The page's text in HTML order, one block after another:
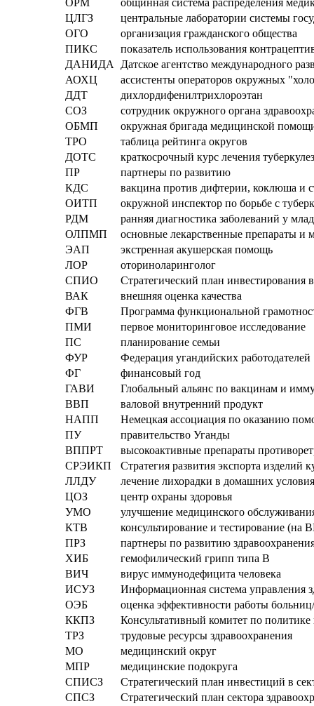
ОРМ
общинная система распределения
ЦЛГЗ
центральные лаборатории системы
ОГО
организация гражданского общества
ПИКС
показатель использования
ДАНИДА
Датское агентство международного
АОХЦ
ассистенты операторов окружных
ДДТ
дихлордифенилтрихлороэтан
СОЗ
сотрудник окружного органа
ОБМП
окружная бригада медицинской
ТРО
таблица рейтинга округов
ДОТС
краткосрочный курс лечения
ПР
партнеры по развитию
КДС
вакцина против дифтерии, коклюша и
ОИТП
окружной инспектор по борьбе с
РДМ
ранняя диагностика заболеваний у
ОЛПМП
основные лекарственные препараты и
ЭАП
экстренная акушерская помощь
ЛОР
оториноларинголог
СПИО
Стратегический план инвестирования
ВАК
внешняя оценка качества
ФГВ
Программа функциональной
ПМИ
первое мониторинговое исследование
ПС
планирование семьи
ФУР
Федерация угандийских работодателей
ФГ
финансовый год
ГАВИ
Глобальный альянс по вакцинам и
ВВП
валовой внутренний продукт
НАПП
Немецкая ассоциация по оказанию
ПУ
правительство Уганды
ВППРТ
высокоактивные препараты
СРЭИКП
Стратегия развития экспорта изделий
ЛЛДУ
лечение лихорадки в домашних
ЦОЗ
центр охраны здоровья
УМО
улучшение медицинского
КТВ
консультирование и тестирование
ПРЗ
партнеры по развитию
ХИБ
гемофилический грипп типа В
ВИЧ
вирус иммунодефицита человека
ИСУЗ
Информационная система управления
ОЭБ
оценка эффективности работы
ККПЗ
Консультативный комитет по политике
ТРЗ
трудовые ресурсы здравоохранения
МО
медицинский округ
МПР
медицинские подокруга
СПИСЗ
Стратегический план инвестиций в
СПСЗ
Стратегический план сектора